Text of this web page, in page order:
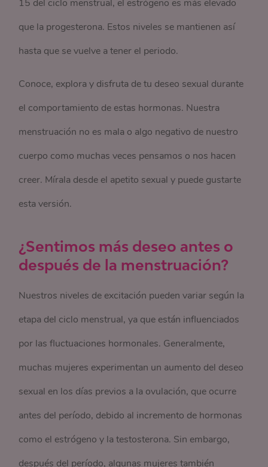
15 del ciclo menstrual, el estrógeno es más elevado
que la progesterona. Estos niveles se mantienen así
hasta que se vuelve a tener el periodo.
Conoce, explora y disfruta de tu deseo sexual durante
el comportamiento de estas hormonas. Nuestra
menstruación no es mala o algo negativo de nuestro
cuerpo como muchas veces pensamos o nos hacen
creer. Mírala desde el apetito sexual y puede gustarte
esta versión.
¿Sentimos más deseo antes o
después de la menstruación?
Nuestros niveles de excitación pueden variar según la
etapa del ciclo menstrual, ya que están influenciados
por las fluctuaciones hormonales. Generalmente,
muchas mujeres experimentan un aumento del deseo
sexual en los días previos a la ovulación, que ocurre
antes del período, debido al incremento de hormonas
como el estrógeno y la testosterona. Sin embargo,
después del período, algunas mujeres también